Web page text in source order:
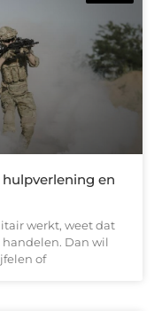
en
werkt, weet dat
handelen. Dan wil
of